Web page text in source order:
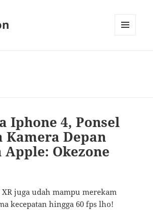
Iphone 4, Ponsel
Kamera Depan
Okezone
juga udah mampu merekam
kecepatan hingga 60 fps lho!